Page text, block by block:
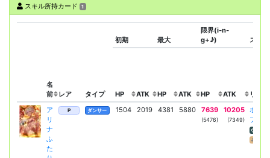
スキル所持カード 1
名
前
レア タイプ
初期 最大
限界(i-n-
g+♪)
スキル
HP ATK HP ATK HP ATK
リー
ア
リ
ナ
ふ
た
P ダンサー 1504 2019 4381 5880 7639
(5476)
10205
(7349)
ホワ
プロ